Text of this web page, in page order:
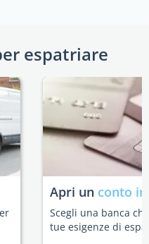
espatriare
Apri un conto
Scegli una banca
tue esigenze di